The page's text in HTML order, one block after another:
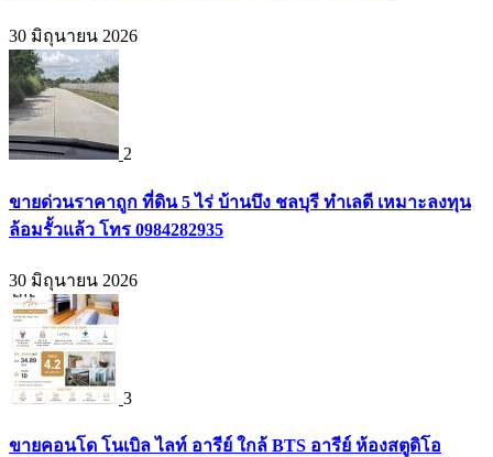
30 มิถุนายน 2026
2
ขายด่วนราคาถูก ที่ดิน 5 ไร่ บ้านบึง ชลบุรี ทำเลดี เหมาะลงทุน
ล้อมรั้วแล้ว โทร 0984282935
30 มิถุนายน 2026
3
ขายคอนโด โนเบิล ไลท์ อารีย์ ใกล้ BTS อารีย์ ห้องสตูดิโอ